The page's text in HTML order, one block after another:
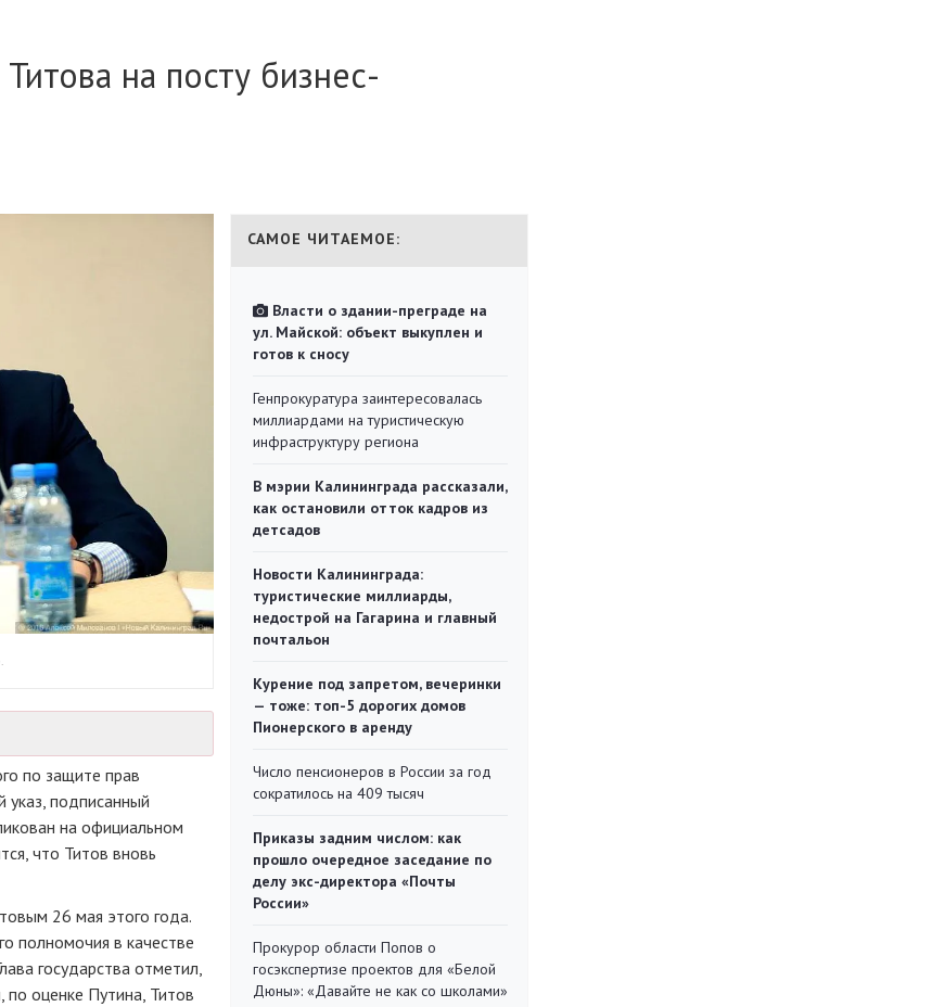
на посту бизнес-
по защите прав
подписанный
на официальном
что Титов вновь
26 мая этого года.
полномочия в качестве
государства отметил,
оценке Путина, Титов
САМОЕ ЧИТАЕМОЕ:
Власти о здании-преграде на
ул. Майской: объект выкуплен и
готов к сносу
Генпрокуратура заинтересовалась
миллиардами на туристическую
инфраструктуру региона
В мэрии Калининграда рассказали,
как остановили отток кадров из
детсадов
Новости Калининграда:
туристические миллиарды,
недострой на Гагарина и главный
почтальон
Курение под запретом, вечеринки
— тоже: топ-5 дорогих домов
Пионерского в аренду
Число пенсионеров в России за год
сократилось на 409 тысяч
Приказы задним числом: как
прошло очередное заседание по
делу экс-директора «Почты
России»
Прокурор области Попов о
госэкспертизе проектов для «Белой
Дюны»: «Давайте не как со школами»